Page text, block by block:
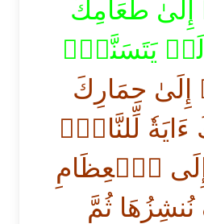
طَعَامِكَ
لَمۡ يَتَسَنَّهۡۖ
حِمَارِكَ
ءَايَةٗ لِّلنَّاسِۖ
ٱلۡعِظَامِ
ثُمَّ